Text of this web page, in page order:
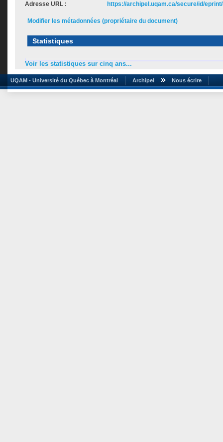
Adresse URL :
https://archipel.uqam.ca/secure/id/
Modifier les métadonnées (propriétaire du document)
Statistiques
Voir les statistiques sur cinq ans...
UQAM - Université du Québec à Montréal Archipel Nous écrire